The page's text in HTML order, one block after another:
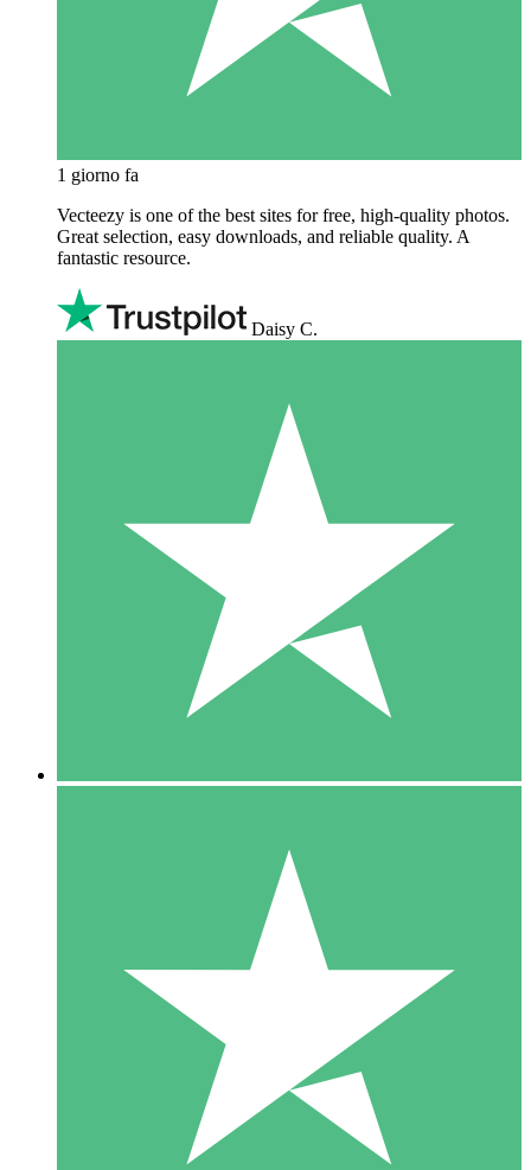
1 giorno fa
Vecteezy is one of the best sites for free, high‑quality photos.
Great selection, easy downloads, and reliable quality. A
fantastic resource.
Daisy C.